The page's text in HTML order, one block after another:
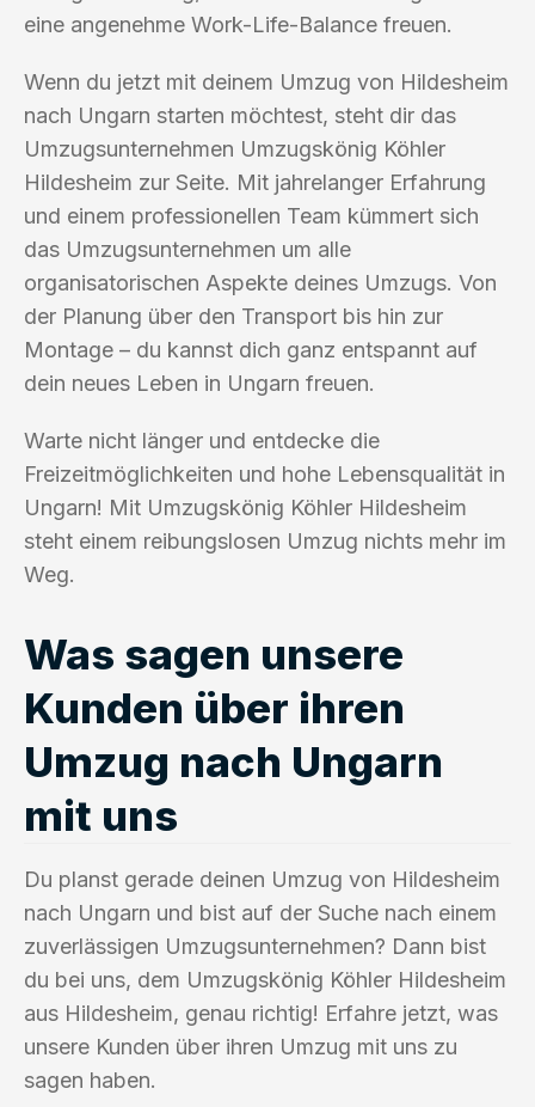
eine angenehme Work-Life-Balance freuen.
Wenn du jetzt mit deinem Umzug von Hildesheim
nach Ungarn starten möchtest, steht dir das
Umzugsunternehmen Umzugskönig Köhler
Hildesheim zur Seite. Mit jahrelanger Erfahrung
und einem professionellen Team kümmert sich
das Umzugsunternehmen um alle
organisatorischen Aspekte deines Umzugs. Von
der Planung über den Transport bis hin zur
Montage – du kannst dich ganz entspannt auf
dein neues Leben in Ungarn freuen.
Warte nicht länger und entdecke die
Freizeitmöglichkeiten und hohe Lebensqualität in
Ungarn! Mit Umzugskönig Köhler Hildesheim
steht einem reibungslosen Umzug nichts mehr im
Weg.
Was sagen unsere
Kunden über ihren
Umzug nach Ungarn
mit uns
Du planst gerade deinen Umzug von Hildesheim
nach Ungarn und bist auf der Suche nach einem
zuverlässigen Umzugsunternehmen? Dann bist
du bei uns, dem Umzugskönig Köhler Hildesheim
aus Hildesheim, genau richtig! Erfahre jetzt, was
unsere Kunden über ihren Umzug mit uns zu
sagen haben.